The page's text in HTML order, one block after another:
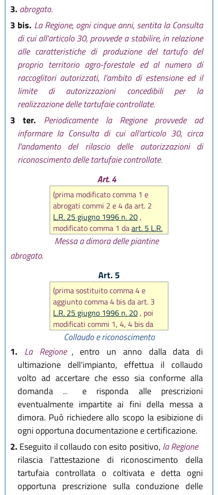
3. abrogato.
3 bis. La Regione, ogni cinque anni, sentita la Consulta
di cui all'articolo 30, provvede a stabilire, in relazione
alle caratteristiche di produzione del tartufo del
proprio territorio agro-forestale ed al numero di
raccoglitori autorizzati, l'ambito di estensione ed il
limite di autorizzazioni concedibili per la
realizzazione delle tartufaie controllate.
3 ter. Periodicamente la Regione provvede ad
informare la Consulta di cui all'articolo 30, circa
l'andamento del rilascio delle autorizzazioni di
riconoscimento delle tartufaie controllate.
Art. 4
(prima modificato comma 1 e
abrogati commi 2 e 4 da art. 2
L.R. 25 giugno 1996 n. 20,
modificato comma 1 daart. 5 L.R.
5 aprile 2011 n. 2, modificati
L.R. 30 settembre 2016, n. 17
Messa a dimora delle piantine
abrogato.
Art. 5
(prima sostituito comma 4 e
aggiunto comma 4 bis da art. 3
L.R. 25 giugno 1996 n. 20, poi
modificati commi 1, 4, 4 bis da
art. 6 L.R. 5 aprile 2011 n. 2,
modificati commi 1, 2, 3 da
art. 4
L.R. 5 aprile 2011 n. 2, poi
modificati commi 1, 2, 3 e 4 bis
daart. 5 L.R. 30 settembre 2016,
n. 17
Collaudo e riconoscimento
1. La Regione , entro un anno dalla data di
ultimazione dell'impianto, effettua il collaudo
volto ad accertare che esso sia conforme alla
domanda ...
e risponda alle prescrizioni
eventualmente impartite ai fini della messa a
dimora. Può richiedere allo scopo la esibizione di
ogni opportuna documentazione e certificazione.
2. Eseguito il collaudo con esito positivo, la Regione
rilascia l'attestazione di riconoscimento della
tartufaia controllata o coltivata e detta ogni
opportuna prescrizione sulla conduzione delle